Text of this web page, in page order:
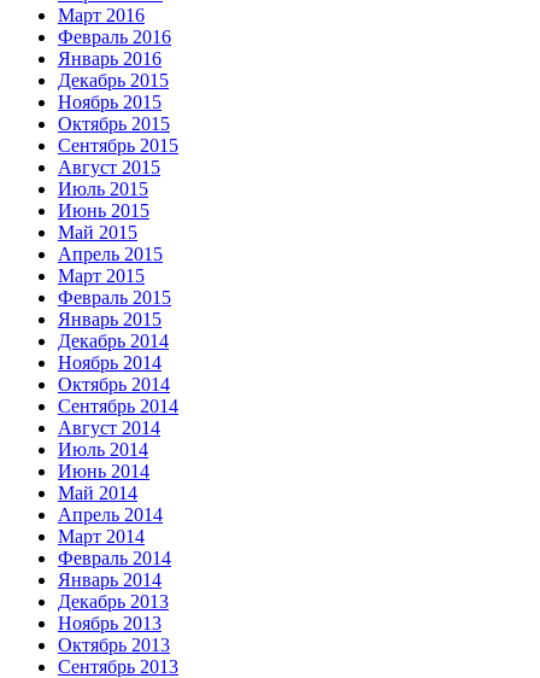
Март 2016
Февраль 2016
Январь 2016
Декабрь 2015
Ноябрь 2015
Октябрь 2015
Сентябрь 2015
Август 2015
Июль 2015
Июнь 2015
Май 2015
Апрель 2015
Март 2015
Февраль 2015
Январь 2015
Декабрь 2014
Ноябрь 2014
Октябрь 2014
Сентябрь 2014
Август 2014
Июль 2014
Июнь 2014
Май 2014
Апрель 2014
Март 2014
Февраль 2014
Январь 2014
Декабрь 2013
Ноябрь 2013
Октябрь 2013
Сентябрь 2013